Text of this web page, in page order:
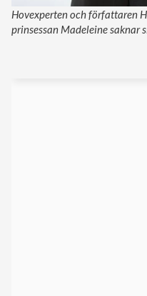
Hovexperten och författaren
prinsessan Madeleine saknar